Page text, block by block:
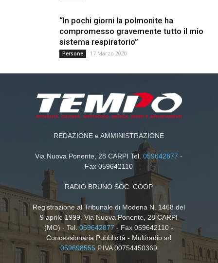
“In pochi giorni la polmonite ha
compromesso gravemente tutto il mio
sistema respiratorio”
Persone 17 Marzo 2020
REDAZIONE e AMMINISTRAZIONE
Via Nuova Ponente, 28 CARPI Tel.059642877 -
Fax 059642110
RADIO BRUNO SOC. COOP
Registrazione al Tribunale di Modena N. 1468 del
9 aprile 1999. Via Nuova Ponente, 28 CARPI
(MO) - Tel.059642877- Fax 059642110 -
Concessionaria Pubblicità - Multiradio srl
059698555 P.IVA 00754450369